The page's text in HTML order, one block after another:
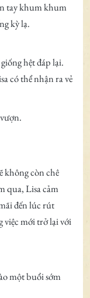
tay khum khum
kỳ lạ.
hệt đáp lại.
có thể nhận ra vẻ
không còn chê
qua, Lisa cảm
đến lúc rút
việc mới trở lại với
một buổi sớm